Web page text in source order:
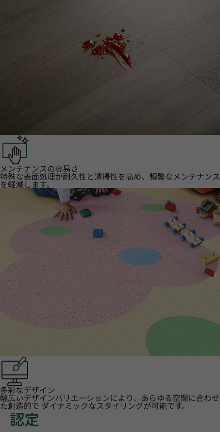
メンテナンスの容易さ
特殊な表面処理が耐久性と清掃性を高め、頻繁なメンテナンス
を軽減します。
多彩なデザイン
幅広いデザインバリエーションにより、あらゆる空間に合わせ
た創造的で ダイナミックなスタイリングが可能です。
認定